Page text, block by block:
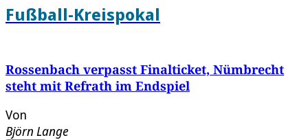
Fußball-Kreispokal
Rossenbach verpasst Finalticket, Nümbrecht
steht mit Refrath im Endspiel
Von
Björn Lange